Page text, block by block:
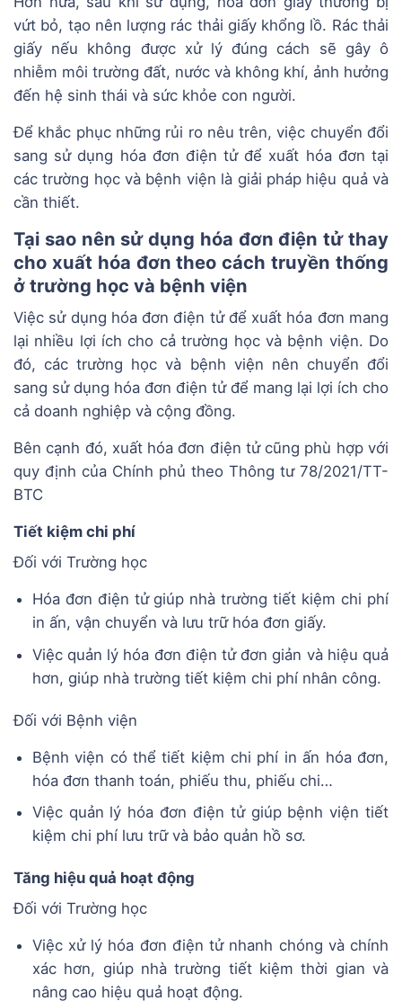
vứt bỏ, tạo nên lượng rác thải giấy khổng lồ. Rác thải
giấy nếu không được xử lý đúng cách sẽ gây ô
nhiễm môi trường đất, nước và không khí, ảnh hưởng
đến hệ sinh thái và sức khỏe con người.
Để khắc phục những rủi ro nêu trên, việc chuyển đổi
sang sử dụng hóa đơn điện tử để xuất hóa đơn tại
các trường học và bệnh viện là giải pháp hiệu quả và
cần thiết.
Tại sao nên sử dụng hóa đơn điện tử thay
cho xuất hóa đơn theo cách truyền thống
ở trường học và bệnh viện
Việc sử dụng hóa đơn điện tử để xuất hóa đơn mang
lại nhiều lợi ích cho cả trường học và bệnh viện. Do
đó, các trường học và bệnh viện nên chuyển đổi
sang sử dụng hóa đơn điện tử để mang lại lợi ích cho
cả doanh nghiệp và cộng đồng.
Bên cạnh đó, xuất hóa đơn điện tử cũng phù hợp với
quy định của Chính phủ theo Thông tư 78/2021/TT-
BTC
Tiết kiệm chi phí
Đối với Trường học
Hóa đơn điện tử giúp nhà trường tiết kiệm chi phí
in ấn, vận chuyển và lưu trữ hóa đơn giấy.
Việc quản lý hóa đơn điện tử đơn giản và hiệu quả
hơn, giúp nhà trường tiết kiệm chi phí nhân công.
Đối với Bệnh viện
Bệnh viện có thể tiết kiệm chi phí in ấn hóa đơn,
hóa đơn thanh toán, phiếu thu, phiếu chi…
Việc quản lý hóa đơn điện tử giúp bệnh viện tiết
kiệm chi phí lưu trữ và bảo quản hồ sơ.
Tăng hiệu quả hoạt động
Đối với Trường học
Việc xử lý hóa đơn điện tử nhanh chóng và chính
xác hơn, giúp nhà trường tiết kiệm thời gian và
nâng cao hiệu quả hoạt động.